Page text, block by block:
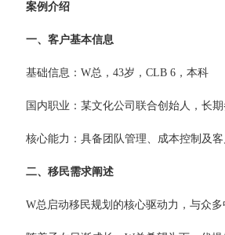
案例介绍
一、客户基本信息
基础信息：W总，43岁，CLB 6，本科
国内职业：某文化公司联合创始人，长
核心能力：具备团队管理、成本控制及
二、移民需求阐述
W总启动移民规划的核心驱动力，与众